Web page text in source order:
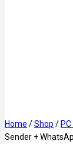
Home /Shop /
Sender +